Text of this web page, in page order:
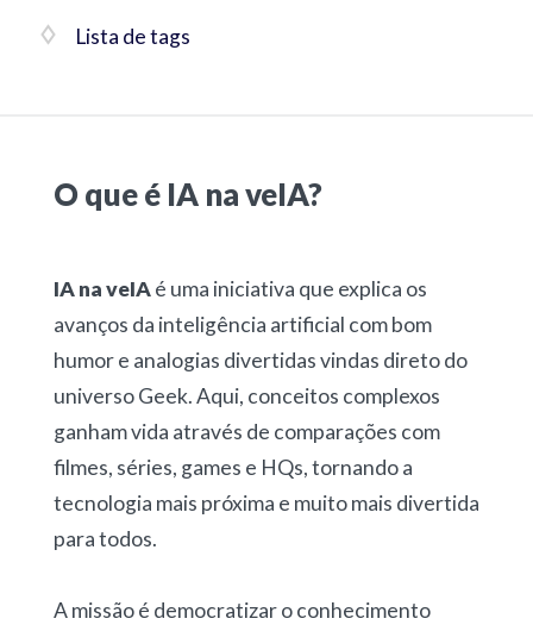
Lista de tags
O que é IA na veIA?
IA na veIAé uma iniciativa que explica os
avanços da inteligência artificial com bom
humor e analogias divertidas vindas direto do
universo Geek. Aqui, conceitos complexos
ganham vida através de comparações com
filmes, séries, games e HQs, tornando a
tecnologia mais próxima e muito mais divertida
para todos.
A missão é democratizar o conhecimento